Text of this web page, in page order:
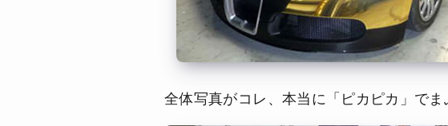
全体写真がコレ、本当に「ピカピカ」で